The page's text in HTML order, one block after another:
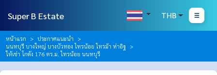
Super B Estate THB
หน้าแรก
ประกาศแนะนำ
นนทบุรี บางใหญ่ บางบัวทอง ไทรน้อย ไทรม้า ท่าอิฐ
ให้เช่า โกดัง 176 ตร.ม. ไทรน้อย นนทบุรี